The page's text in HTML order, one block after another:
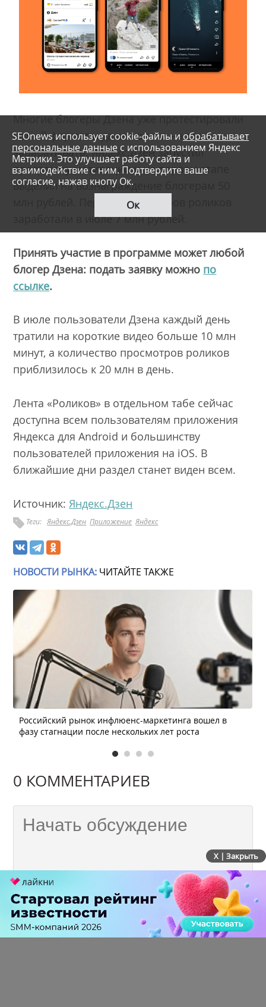
Многие блогеры Дзена уже протестировали
новый формат и даже начали на этом
зарабатывать. Яндекс.Дзен запустил
программу мотивации и на первом этапе
выделил на вознаграждение блогерам 50
млн рублей. Первые 100 авторов роликов
заработали в июле 7 млн рублей.
Принять участие в программе может любой
блогер Дзена: подать заявку можно по
ссылке.
В июле пользователи Дзена каждый день
тратили на короткие видео больше 10 млн
минут, а количество просмотров роликов
приблизилось к 20 млн в день.
Лента «Роликов» в отдельном табе сейчас
доступна всем пользователям приложения
Яндекса для Android и большинству
пользователей приложения на iOS. В
ближайшие дни раздел станет виден всем.
Источник:Яндекс.Дзен
Теги: Яндекс.Дзен Приложение Яндекс
SEOnews использует cookie-файлы и обрабатывает
персональные данные с использованием Яндекс
Метрики. Это улучшает работу сайта и
взаимодействие с ним. Подтвердите ваше
согласие, нажав кнопу Ок.
Ок
НОВОСТИ РЫНКА: ЧИТАЙТЕ ТАКЖЕ
Российский рынок инфлюенс-маркетинга вошел в
фазу стагнации после нескольких лет роста
0 КОММЕНТАРИЕВ
X | Закрыть